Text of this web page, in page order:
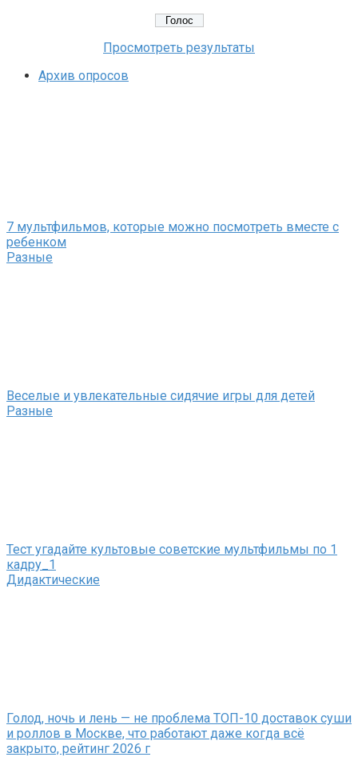
Просмотреть результаты
Архив опросов
7 мультфильмов, которые можно посмотреть вместе с
ребенком
Разные
Веселые и увлекательные сидячие игры для детей
Разные
Тест угадайте культовые советские мультфильмы по 1
кадру_1
Дидактические
Голод, ночь и лень — не проблема ТОП-10 доставок суши
и роллов в Москве, что работают даже когда всё
закрыто, рейтинг 2026 г